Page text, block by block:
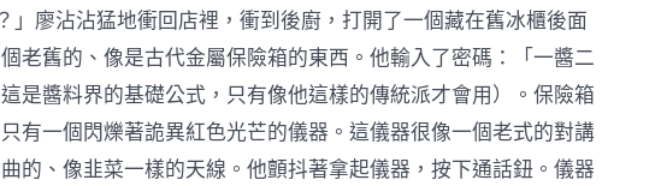
」廖沾沾猛地衝回店裡，衝到後廚，打開了一個藏在舊冰櫃後面
老舊的、像是古代金屬保險箱的東西。他輸入了密碼：「一醬二
是醬料界的基礎公式，只有像他這樣的傳統派才會用）。保險箱
有一個閃爍著詭異紅色光芒的儀器。這儀器很像一個老式的對講
的、像韭菜一樣的天線。他顫抖著拿起儀器，按下通話鈕。儀器